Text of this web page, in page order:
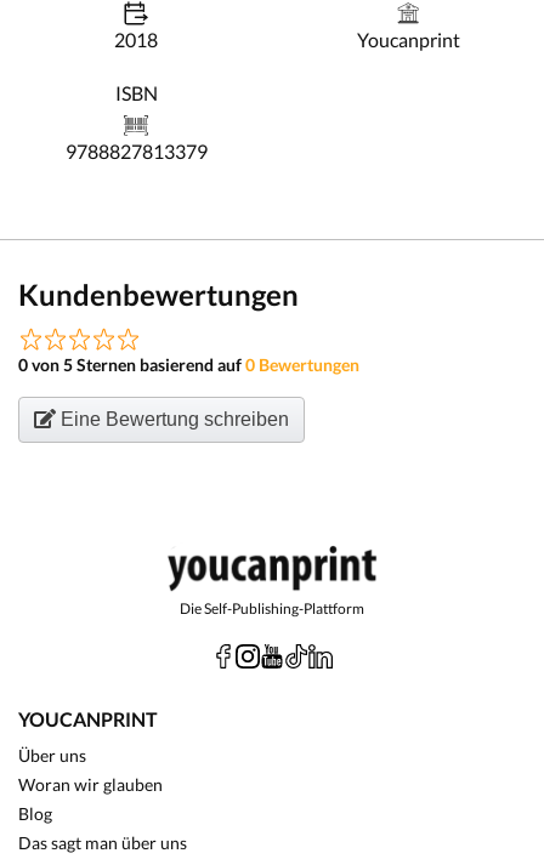
2018 Youcanprint
ISBN
9788827813379
Kundenbewertungen
0 von 5 Sternen basierend auf0 Bewertungen
Eine Bewertung schreiben
Die Self-Publishing-Plattform
YOUCANPRINT
Über uns
Woran wir glauben
Blog
Das sagt man über uns